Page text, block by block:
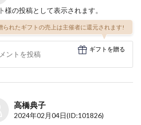
様の投稿として表示されます。
られたギフトの売上は主催者に還元されます!
ギフトを贈る
高橋典子
2024年02月04日(ID:101826)